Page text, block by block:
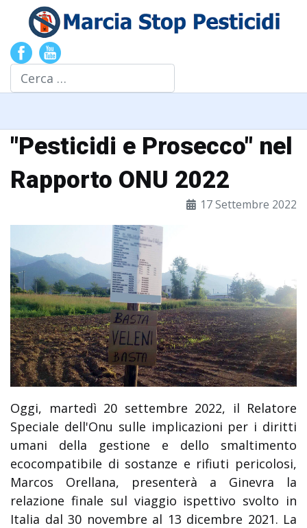
Cerca
"Pesticidi e Prosecco" nel
Rapporto ONU 2022
17 Settembre 2022
Oggi, martedì 20 settembre 2022, il Relatore
Speciale dell'Onu sulle implicazioni per i diritti
umani della gestione e dello smaltimento
ecocompatibile di sostanze e rifiuti pericolosi,
Marcos Orellana, presenterà a Ginevra la
relazione finale sul viaggio ispettivo svolto in
Italia dal 30 novembre al 13 dicembre 2021. La